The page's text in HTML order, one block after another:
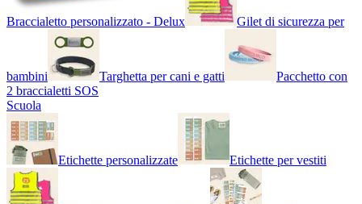
Braccialetto personalizzato - Delux Gilet di sicurezza per
bambini Targhetta per cani e gatti
Pacchetto con
2 braccialetti SOS
Scuola
Etichette personalizzate Etichette per vestiti